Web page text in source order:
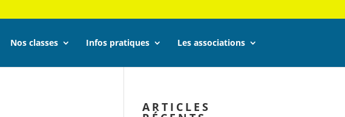
Nos classes Infos pratiques Les associations
ARTICLES